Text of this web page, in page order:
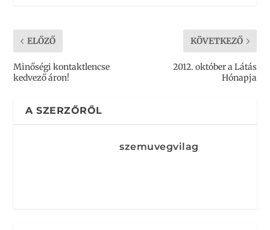
ELŐZŐ
Minőségi kontaktlencse
kedvező áron!
KÖVETKEZŐ
2012. október a Látás
Hónapja
A SZERZŐRŐL
szemuvegvilag